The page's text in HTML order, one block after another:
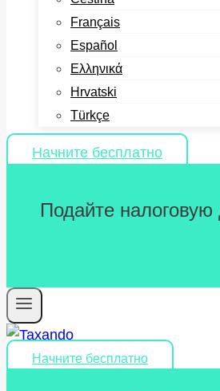
Français
Español
Ελληνικά
Hrvatski
Türkçe
Начните бесплатно
Подайте
Начните бесплатно